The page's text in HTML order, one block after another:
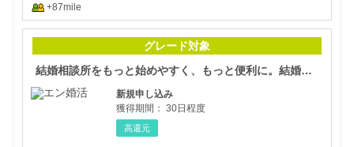
+87mile
グレード対象
結婚相談所をもっと始めやすく、もっと便利に。結婚相談所ならエン婚活エージェント。(18-0427)
新規申し込み
獲得期間： 30日程度
高還元